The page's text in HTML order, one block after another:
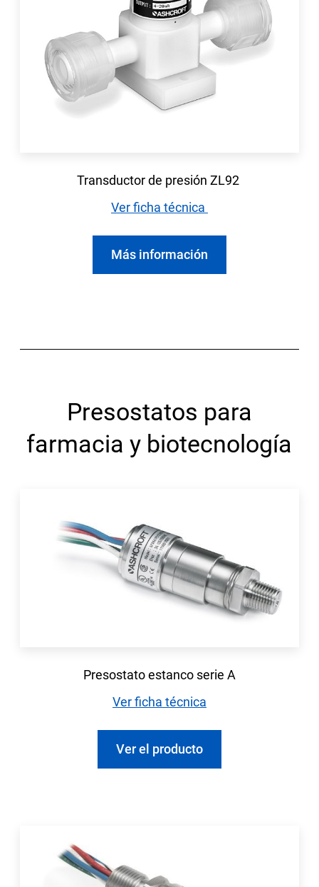
Transductor de presión ZL92
Ver ficha técnica
Más información
Presostatos para
farmacia y biotecnología
Presostato estanco serie A
Ver ficha técnica
Ver el producto